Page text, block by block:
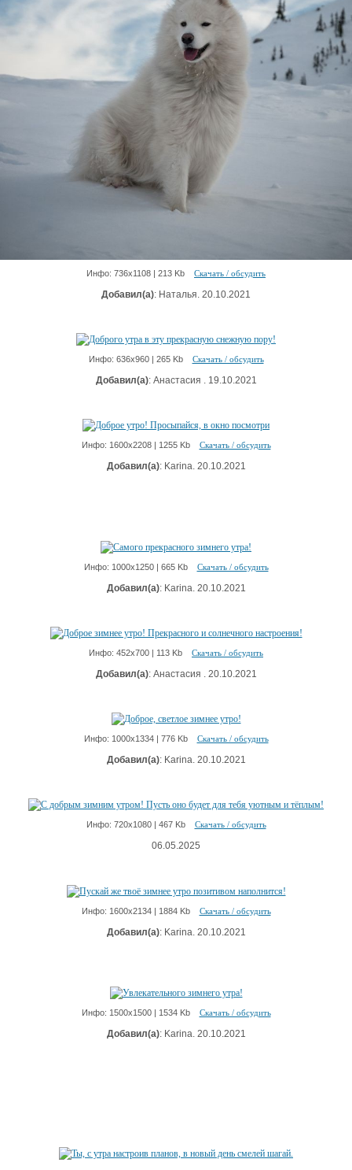
Инфо: 736х1108 | 213 Kb Скачать / обсудить
Добавил(а): Наталья. 20.10.2021
Инфо: 636х960 | 265 Kb Скачать / обсудить
Добавил(а): Анастасия . 19.10.2021
Инфо: 1600х2208 | 1255 Kb Скачать / обсудить
Добавил(а): Karina. 20.10.2021
Инфо: 1000х1250 | 665 Kb Скачать / обсудить
Добавил(а): Karina. 20.10.2021
Инфо: 452х700 | 113 Kb Скачать / обсудить
Добавил(а): Анастасия . 20.10.2021
Инфо: 1000х1334 | 776 Kb Скачать / обсудить
Добавил(а): Karina. 20.10.2021
Инфо: 720х1080 | 467 Kb Скачать / обсудить
06.05.2025
Инфо: 1600х2134 | 1884 Kb Скачать / обсудить
Добавил(а): Karina. 20.10.2021
Инфо: 1500х1500 | 1534 Kb Скачать / обсудить
Добавил(а): Karina. 20.10.2021